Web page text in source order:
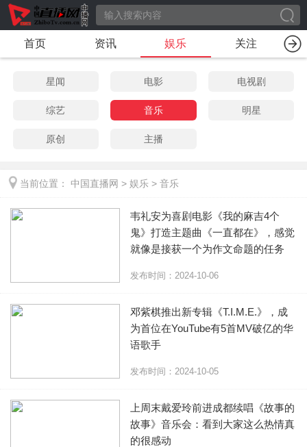
首页 资讯 娱乐 关注
星闻 电影 电视剧
综艺 音乐 明星
原创 主播
当前位置： 中国直播网 > 娱乐 > 音乐
韦礼安为喜剧电影《我的麻吉4个
鬼》打造主题曲《一直都在》，感觉
就像是接获一个为作文命题的任务
发布时间：2024-10-06
邓紫棋推出新专辑《T.I.M.E.》，成
为首位在YouTube有5首MV破亿的华
语歌手
发布时间：2024-10-05
上周末戴爱玲前进成都续唱《故事的
故事》音乐会：看到大家这么热情真
的很感动